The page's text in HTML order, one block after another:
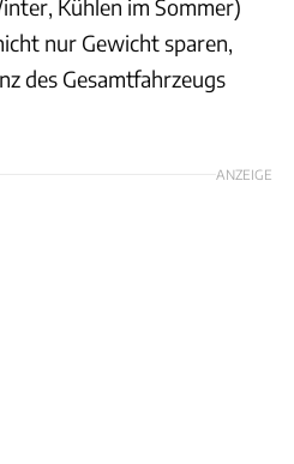
Kühlen im Sommer)
nur Gewicht sparen,
des Gesamtfahrzeugs
ANZEIGE